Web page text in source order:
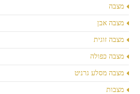
מצבה
מצבה אבן
מצבה זוגית
מצבה כפולה
מצבה מסלע גרניט
מצבות